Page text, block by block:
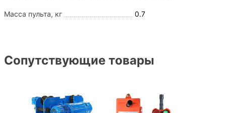
Масса пульта, кг 0.7
Сопутствующие товары